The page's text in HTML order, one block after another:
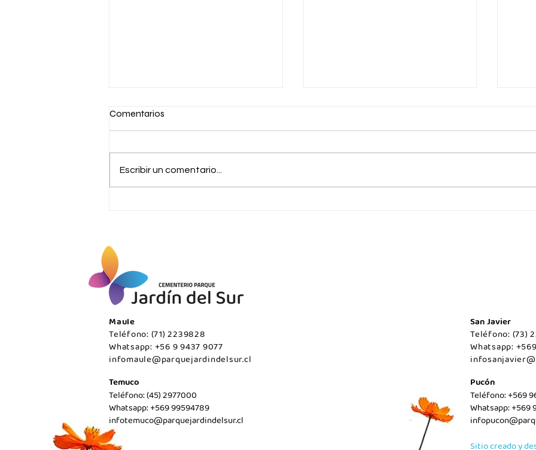
Comentarios
Escribir un comentario...
Maule
Teléfono: (71) 2239828
Whatsapp: +56 9 9437 9077
infomaule@parquejardindelsur.cl
Temuco
Teléfono: (45) 2977000
Whatsapp: +569 99594789
infotemuco@parquejardindelsur.cl
San Javier
Teléfono: (73)
Whatsapp:
Pucón
Teléfono: +569
Whatsapp: +569